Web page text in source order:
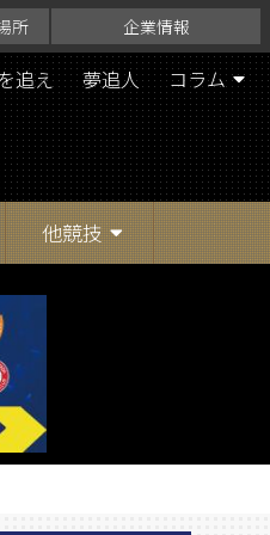
所 企業情報
追え 夢追人 コラム
他競技